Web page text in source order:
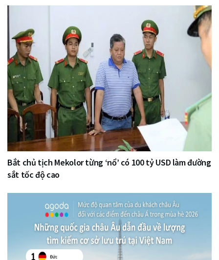
Bắt chủ tịch Mekolor từng ‘nổ’ có 100 tỷ USD làm đường
sắt tốc độ cao